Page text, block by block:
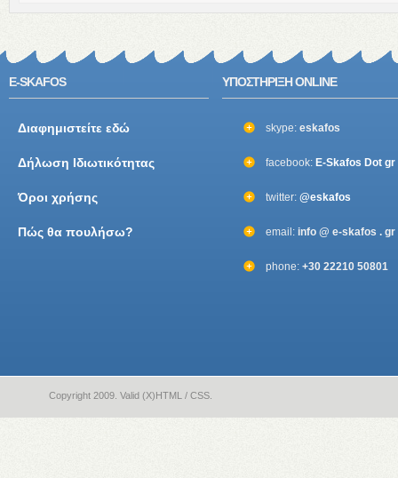
E-SKAFOS
Διαφημιστείτε εδώ
Δήλωση Ιδιωτικότητας
Όροι χρήσης
Πώς θα πουλήσω?
ΥΠΟΣΤΗΡΙΞΗ ONLINE
skype: eskafos
facebook: E-Skafos Dot gr
twitter: @eskafos
email: info @ e-skafos . gr
phone: +30 22210 50801
Copyright 2009. Valid (X)HTML / CSS.